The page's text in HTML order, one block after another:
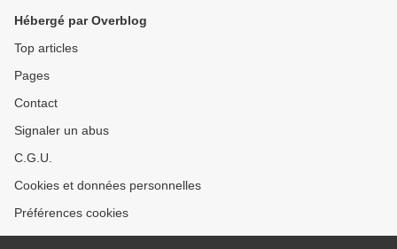
Hébergé par Overblog
Top articles
Pages
Contact
Signaler un abus
C.G.U.
Cookies et données personnelles
Préférences cookies